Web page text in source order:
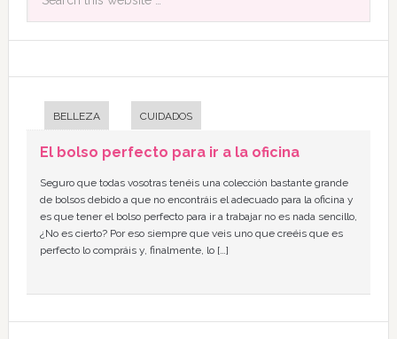
BELLEZA CUIDADOS
El bolso perfecto para ir a la oficina
Seguro que todas vosotras tenéis una colección bastante grande
de bolsos debido a que no encontráis el adecuado para la oficina y
es que tener el bolso perfecto para ir a trabajar no es nada sencillo,
¿No es cierto? Por eso siempre que veis uno que creéis que es
perfecto lo compráis y, finalmente, lo […]